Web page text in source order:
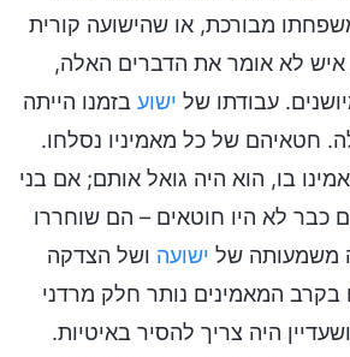
מבורכת, או שהישועה קורית
איש לא אומר את הדברים האלה,
עבודתו של ישוע בזמנו הייתה
חטאיהם של כל מאמיניו נסלחו.
בו, הוא היה גואל אותם; אם בני
כבר לא היו חוטאים – הם שוחררו
משמעותה של ישועה ושל הצדקה
בקרב המאמינים נותר חלק מרדני
היה צריך להסיר באיטיות.